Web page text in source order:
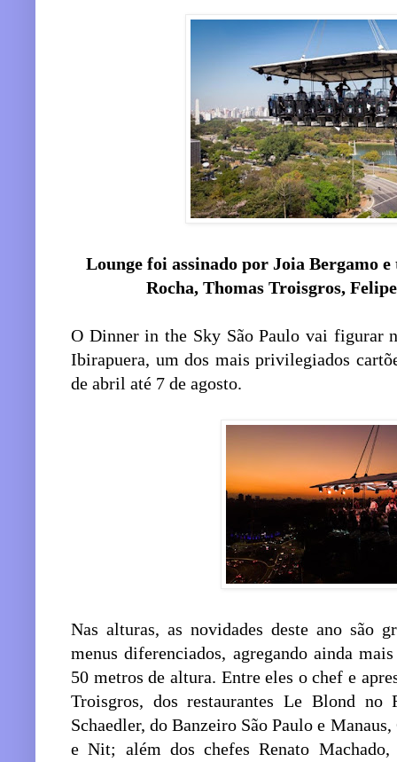
Lounge foi assinado por Joia Bergamo
Rocha, Thomas Troisgros,
O Dinner in the Sky São Paulo vai figurar
Ibirapuera, um dos mais privilegiados
de abril até 7 de agosto.
Nas alturas, as novidades deste ano são
menus diferenciados, agregando ainda
50 metros de altura. Entre eles o chef e
Troisgros, dos restaurantes Le Blond
Schaedler, do Banzeiro São Paulo e
e Nit; além dos chefes Renato